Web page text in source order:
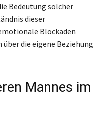
Bedeutung solcher
dieser
Blockaden
die eigene Beziehung
Mannes im